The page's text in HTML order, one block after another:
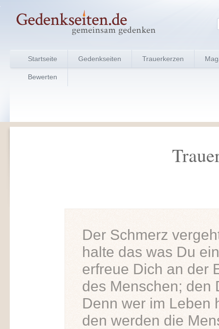
Startseite Gedenkseiten Trauerkerzen
Bewerten
Der Schmerz
halte das was Du
erfreue Dich an der
des Menschen; den
Denn wer im Leben
den werden die